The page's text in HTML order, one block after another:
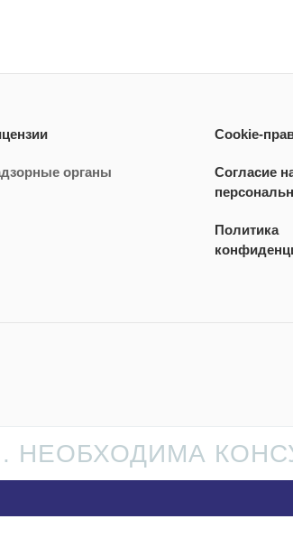
органы
Cookie-
Согласие
Политика